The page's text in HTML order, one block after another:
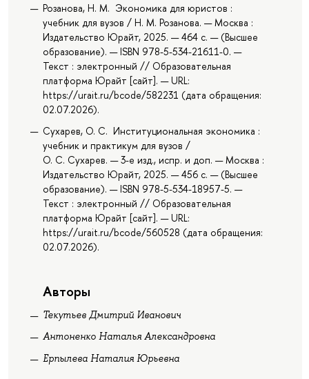
Розанова, Н. М. Экономика для юристов :
учебник для вузов / Н. М. Розанова. — Москва :
Издательство Юрайт, 2025. — 464 с. — (Высшее
образование). — ISBN 978-5-534-21611-0. —
Текст : электронный // Образовательная
платформа Юрайт [сайт]. — URL:
https://urait.ru/bcode/582231 (дата обращения:
02.07.2026).
Сухарев, О. С. Институциональная экономика :
учебник и практикум для вузов /
О. С. Сухарев. — 3-е изд., испр. и доп. — Москва :
Издательство Юрайт, 2025. — 456 с. — (Высшее
образование). — ISBN 978-5-534-18957-5. —
Текст : электронный // Образовательная
платформа Юрайт [сайт]. — URL:
https://urait.ru/bcode/560528 (дата обращения:
02.07.2026).
Авторы
Текутьев Дмитрий Иванович
Антоненко Наталья Александровна
Ерпылева Наталия Юрьевна